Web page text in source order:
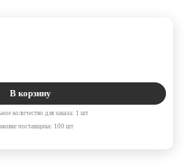
В корзину
количество для заказа: 1 шт
поставщика: 100 шт